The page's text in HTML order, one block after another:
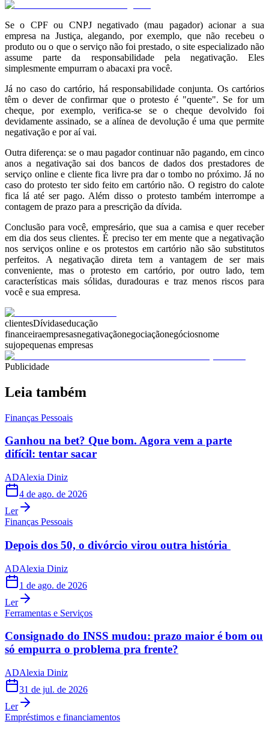
Se o CPF ou CNPJ negativado (mau pagador) acionar a sua
empresa na Justiça, alegando, por exemplo, que não recebeu o
produto ou o que o serviço não foi prestado, o site especializado não
assume parte da responsabilidade pela negativação. Eles
simplesmente empurram o abacaxi pra você.
Já no caso do cartório, há responsabilidade conjunta. Os cartórios
têm o dever de confirmar que o protesto é "quente". Se for um
cheque, por exemplo, verifica-se se o cheque devolvido foi
devidamente assinado, se a alínea de devolução é uma que permite
negativação e por aí vai.
Outra diferença: se o mau pagador continuar não pagando, em cinco
anos a negativação sai dos bancos de dados dos prestadores de
serviço online e cliente fica livre pra dar o tombo no próximo. Já no
caso do protesto ter sido feito em cartório não. O registro do calote
fica lá até ser pago. Além disso o protesto também interrompe a
contagem de prazo para a prescrição da dívida.
Conclusão para você, empresário, que sua a camisa e quer receber
em dia dos seus clientes. É preciso ter em mente que a negativação
nos serviços online e os protestos em cartório não são substitutos
perfeitos. A negativação direta tem a vantagem de ser mais
conveniente, mas o protesto em cartório, por outro lado, tem
características mais sólidas, duradouras e traz menos riscos para
você e sua empresa.
clientesDívidaseducação
financeiraempresasnegativaçãonegociaçãonegóciosnome
sujopequenas empresas
Publicidade
Leia também
Finanças Pessoais
Ganhou na bet? Que bom. Agora vem a parte
difícil: tentar sacar
ADAlexia Diniz
4 de ago. de 2026
Ler
Finanças Pessoais
Depois dos 50, o divórcio virou outra história
ADAlexia Diniz
1 de ago. de 2026
Ler
Ferramentas e Serviços
Consignado do INSS mudou: prazo maior é bom ou
só empurra o problema pra frente?
ADAlexia Diniz
31 de jul. de 2026
Ler
Empréstimos e financiamentos